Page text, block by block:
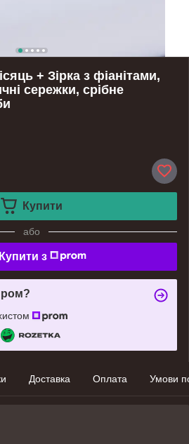
+ Зірка з фіанітами,
сережки, срібне
Купити
або
Купити з
Доставка Оплата Умови